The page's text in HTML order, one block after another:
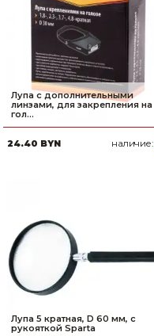
Лупа с дополнительными
линзами, для закрепления на
гол...
24.40 BYN наличие:
Лупа 5 кратная, D 60 мм, с
рукояткой Sparta